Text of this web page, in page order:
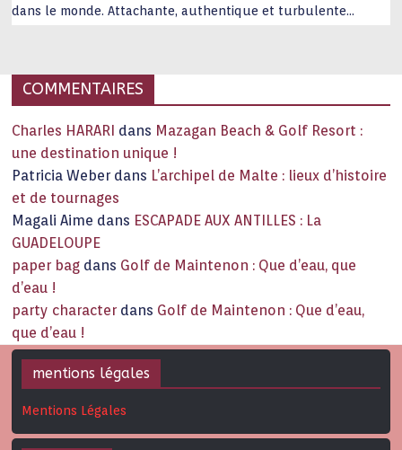
dans le monde. Attachante, authentique et turbulente
COMMENTAIRES
Charles HARARI dans Mazagan Beach & Golf Resort :
une destination unique !
Patricia Weber dans L’archipel de Malte : lieux d’histoire
et de tournages
Magali Aime dans ESCAPADE AUX ANTILLES : La
GUADELOUPE
paper bag dans Golf de Maintenon : Que d’eau, que
d’eau !
party character dans Golf de Maintenon : Que d’eau,
que d’eau !
mentions légales
Mentions Légales